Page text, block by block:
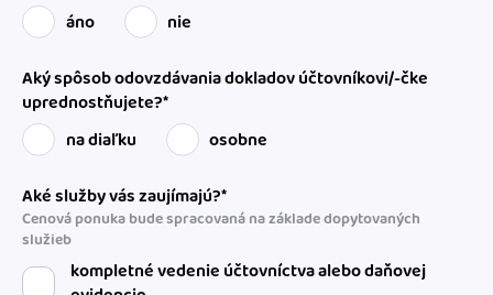
áno nie
Aký spôsob odovzdávania dokladov účtovníkovi/-čke
uprednostňujete?*
na diaľku
osobne
Aké služby vás zaujímajú?*
Cenová ponuka bude spracovaná na základe dopytovaných
služieb
kompletné vedenie účtovníctva alebo daňovej